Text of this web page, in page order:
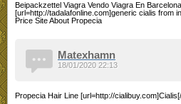
Beipackzettel Viagra Vendo Viagra En
[url=http://tadalafonline.com]generic cialis from
Price Site About Propecia
Matexhamn
Propecia Hair Line [url=http://
18/01/2020 22:13